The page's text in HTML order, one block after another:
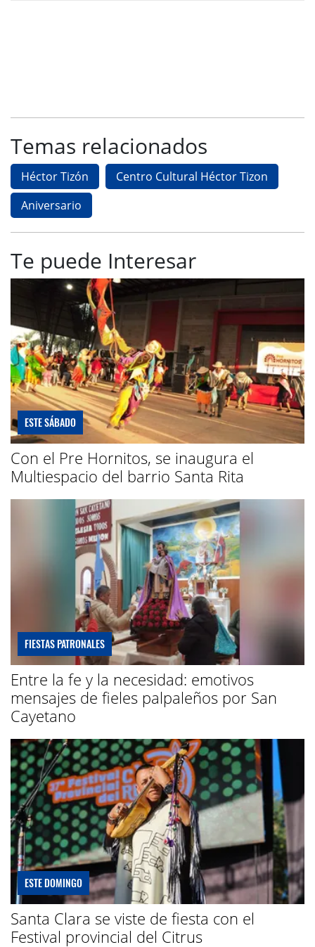
Temas relacionados
Héctor Tizón
Centro Cultural Héctor Tizon
Aniversario
Te puede Interesar
ESTE SÁBADO
Con el Pre Hornitos, se inaugura el
Multiespacio del barrio Santa Rita
FIESTAS PATRONALES
Entre la fe y la necesidad: emotivos
mensajes de fieles palpaleños por San
Cayetano
ESTE DOMINGO
Santa Clara se viste de fiesta con el
Festival provincial del Citrus